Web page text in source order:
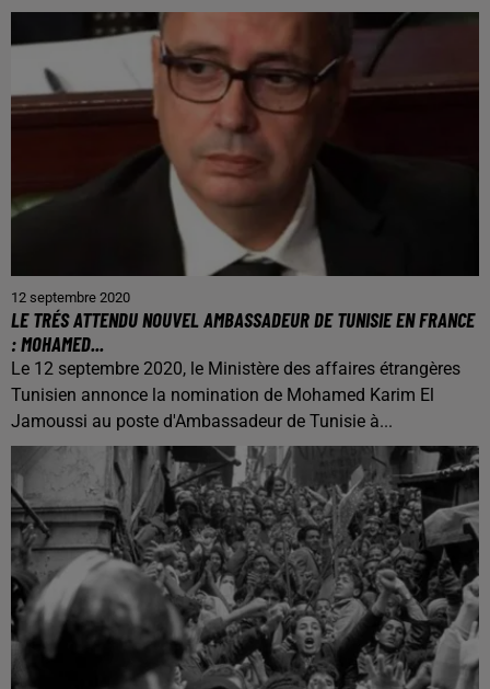
12 septembre 2020
LE TRÉS ATTENDU NOUVEL AMBASSADEUR DE TUNISIE EN FRANCE
: MOHAMED...
Le 12 septembre 2020, le Ministère des affaires étrangères
Tunisien annonce la nomination de Mohamed Karim El
Jamoussi au poste d'Ambassadeur de Tunisie à...